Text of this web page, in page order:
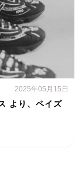
2025年05月15日
より、ペイズ